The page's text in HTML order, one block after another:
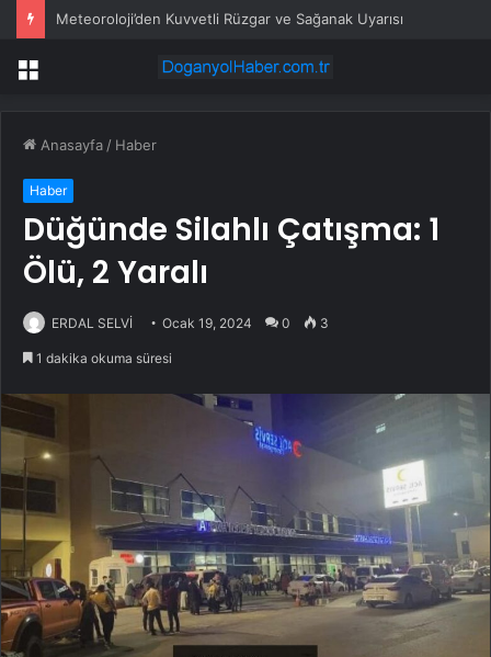
Meteoroloji’den Kuvvetli Rüzgar ve Sağanak Uyarısı
Menü
Anasayfa / Haber
Haber
Düğünde Silahlı Çatışma: 1
Ölü, 2 Yaralı
ERDAL SELVİ Ocak 19, 2024 0 3
1 dakika okuma süresi